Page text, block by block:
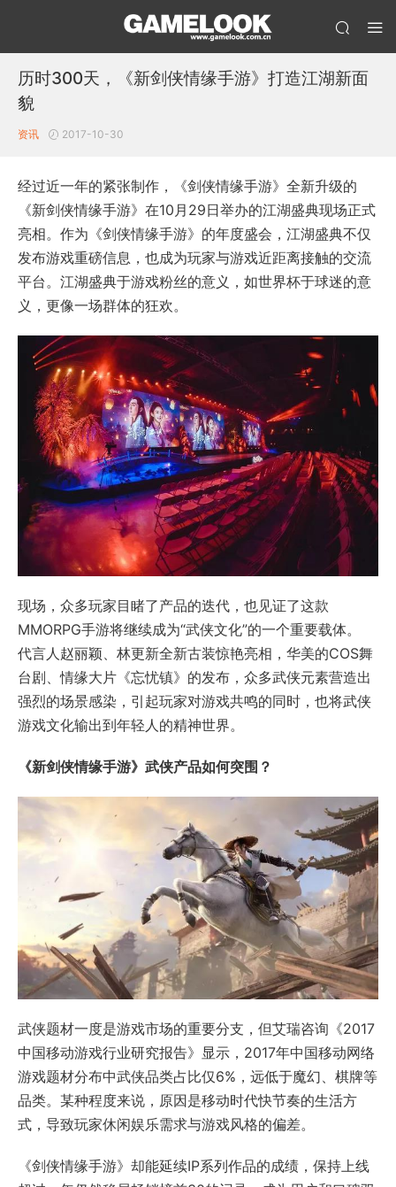
历时300天，《新剑侠情缘手游》打造江湖新面
貌
资讯 2017-10-30
经过近一年的紧张制作，《剑侠情缘手游》全新升级的
《新剑侠情缘手游》在10月29日举办的江湖盛典现场正式
亮相。作为《剑侠情缘手游》的年度盛会，江湖盛典不仅
发布游戏重磅信息，也成为玩家与游戏近距离接触的交流
平台。江湖盛典于游戏粉丝的意义，如世界杯于球迷的意
义，更像一场群体的狂欢。
现场，众多玩家目睹了产品的迭代，也见证了这款
MMORPG手游将继续成为“武侠文化”的一个重要载体。
代言人赵丽颖、林更新全新古装惊艳亮相，华美的COS舞
台剧、情缘大片《忘忧镇》的发布，众多武侠元素营造出
强烈的场景感染，引起玩家对游戏共鸣的同时，也将武侠
游戏文化输出到年轻人的精神世界。
《新剑侠情缘手游》武侠产品如何突围？
武侠题材一度是游戏市场的重要分支，但艾瑞咨询《2017
中国移动游戏行业研究报告》显示，2017年中国移动网络
游戏题材分布中武侠品类占比仅6%，远低于魔幻、棋牌等
品类。某种程度来说，原因是移动时代快节奏的生活方
式，导致玩家休闲娱乐需求与游戏风格的偏差。
《剑侠情缘手游》却能延续IP系列作品的成绩，保持上线